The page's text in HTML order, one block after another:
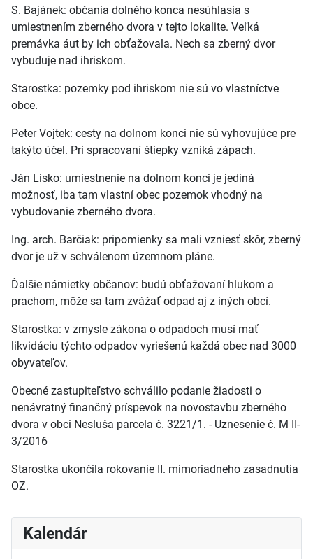
S. Bajánek: občania dolného konca nesúhlasia s
umiestnením zberného dvora v tejto lokalite. Veľká
premávka áut by ich obťažovala. Nech sa zberný dvor
vybuduje nad ihriskom.
Starostka: pozemky pod ihriskom nie sú vo vlastníctve
obce.
Peter Vojtek: cesty na dolnom konci nie sú vyhovujúce pre
takýto účel. Pri spracovaní štiepky vzniká zápach.
Ján Lisko: umiestnenie na dolnom konci je jediná
možnosť, iba tam vlastní obec pozemok vhodný na
vybudovanie zberného dvora.
Ing. arch. Barčiak: pripomienky sa mali vzniesť skôr, zberný
dvor je už v schválenom územnom pláne.
Ďalšie námietky občanov: budú obťažovaní hlukom a
prachom, môže sa tam zvážať odpad aj z iných obcí.
Starostka: v zmysle zákona o odpadoch musí mať
likvidáciu týchto odpadov vyriešenú každá obec nad 3000
obyvateľov.
Obecné zastupiteľstvo schválilo podanie žiadosti o
nenávratný finančný príspevok na novostavbu zberného
dvora v obci Nesluša parcela č. 3221/1. - Uznesenie č. M II-
3/2016
Starostka ukončila rokovanie II. mimoriadneho zasadnutia
OZ.
Kalendár